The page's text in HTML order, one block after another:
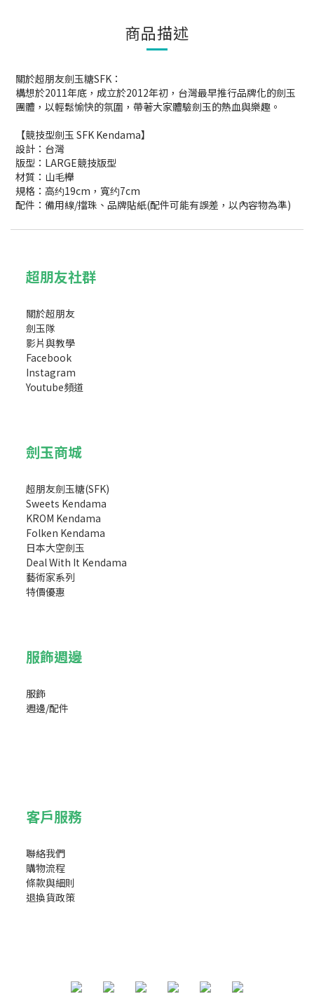
商品描述
關於超朋友劍玉糖SFK：
構想於2011年底，成立於2012年初，台灣最早推行品牌化的劍玉
團體，以輕鬆愉快的氛圍，帶著大家體驗劍玉的熱血與樂趣。
【競技型劍玉 SFK Kendama】
設計：台灣
版型：LARGE競技版型
材質：山毛櫸
規格：高约19cm，寬约7cm
配件：備用線/擋珠、品牌貼紙(配件可能有誤差，以內容物為準)
超朋友社群
關於超朋友
劍玉隊
影片與教學
Facebook
Instagram
Youtube頻道
劍玉商城
超朋友劍玉糖(SFK)
Sweets Kendama
KROM Kendama
Folken Kendama
日本大空劍玉
Deal With It Kendama
藝術家系列
特價優惠
服飾週邊
服飾
週邊/配件
客戶服務
聯絡我們
購物流程
條款與細則
退換貨政策